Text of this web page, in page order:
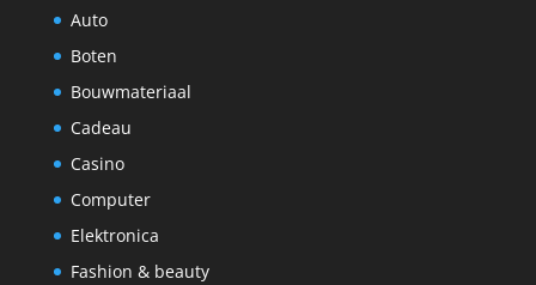
Auto
Boten
Bouwmateriaal
Cadeau
Casino
Computer
Elektronica
Fashion & beauty